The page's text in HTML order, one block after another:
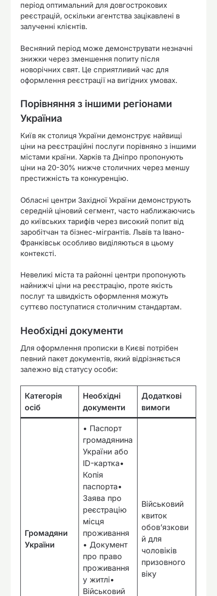
період оптимальний для довгострокових
реєстрацій, оскільки агентства зацікавлені в
залученні клієнтів.
Весняний період може демонструвати незначні
знижки через зменшення попиту після
новорічних свят. Це сприятливий час для
оформлення реєстрації на вигідних умовах.
Порівняння з іншими регіонами
Україниа
Київ як столиця України демонструє найвищі
ціни на реєстраційні послуги порівняно з іншими
містами країни. Харків та Дніпро пропонують
ціни на 20-30% нижче столичних через меншу
престижність та конкуренцію.
Обласні центри Західної України демонструють
середній ціновий сегмент, часто наближаючись
до київських тарифів через високий попит від
заробітчан та бізнес-мігрантів. Львів та Івано-
Франківськ особливо виділяються в цьому
контексті.
Невеликі міста та районні центри пропонують
найнижчі ціни на реєстрацію, проте якість
послуг та швидкість оформлення можуть
суттєво поступатися столичним стандартам.
Необхідні документи
Для оформлення прописки в Києві потрібен
певний пакет документів, який відрізняється
залежно від статусу особи:
Категорія
осіб
Необхідні
документи
Додаткові
вимоги
Громадяни
України
• Паспорт
громадянина
України або
ID-картка•
Копія
паспорта•
Заява про
реєстрацію
місця
проживання
• Документ
про право
проживання
у житлі•
Військовий
Військовий
квиток
обов’язкови
й для
чоловіків
призовного
віку